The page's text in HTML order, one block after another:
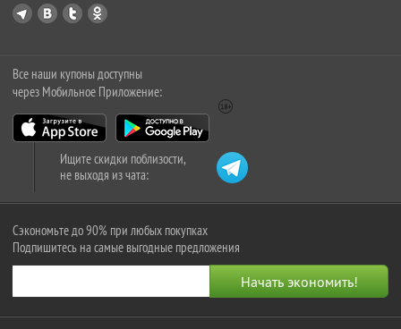
Все наши купоны доступны
через Мобильное Приложение:
Ищите скидки поблизости,
не выходя из чата:
Сэкономьте до 90% при любых покупках
Подпишитесь на самые выгодные предложения